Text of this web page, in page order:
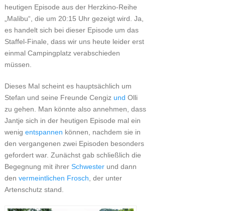
heutigen Episode aus der Herzkino-Reihe
„Malibu“, die um 20:15 Uhr gezeigt wird. Ja,
es handelt sich bei dieser Episode um das
Staffel-Finale, dass wir uns heute leider erst
einmal Campingplatz verabschieden
müssen.
Dieses Mal scheint es hauptsächlich um
Stefan und seine Freunde Cengiz und Olli
zu gehen. Man könnte also annehmen, dass
Jantje sich in der heutigen Episode mal ein
wenig entspannen können, nachdem sie in
den vergangenen zwei Episoden besonders
gefordert war. Zunächst gab schließlich die
Begegnung mit ihrer Schwesterund dann
den vermeintlichen Frosch , der unter
Artenschutz stand.